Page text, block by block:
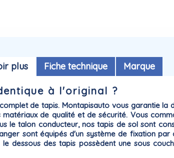
plus Fiche technique Marque
à l'original ?
de tapis. Montapisauto vous garantie la
matériaux de qualité et de sécurité. Vous
le talon conducteur, nos tapis de sol sont
sont équipés d'un système de fixation par
dessous des tapis possèdent une sous